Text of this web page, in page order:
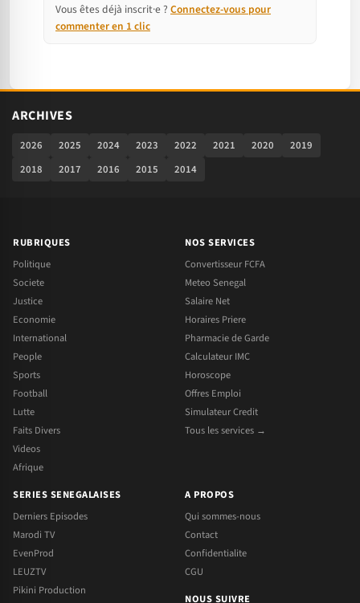
Vous êtes déjà inscrit·e ? Connectez-vous pour
commenter en 1 clic
ARCHIVES
2026 2025 2024 2023 2022 2021 2020
2019
2018
2017 2016 2015 2014
RUBRIQUES
Politique
Societe
Justice
Economie
International
People
Sports
Football
Lutte
Faits Divers
Videos
Afrique
NOS SERVICES
Convertisseur FCFA
Meteo Senegal
Salaire Net
Horaires Priere
Pharmacie de Garde
Calculateur IMC
Horoscope
Offres Emploi
Simulateur Credit
Tous les services →
SERIES SENEGALAISES
Derniers Episodes
Marodi TV
EvenProd
LEUZTV
Pikini Production
A PROPOS
Qui sommes-nous
Contact
Confidentialite
CGU
NOUS SUIVRE